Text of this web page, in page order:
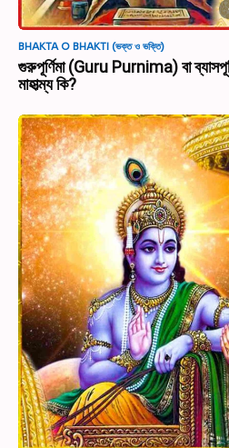
BHAKTA O BHAKTI (ভক্ত ও ভক্তি)
গুরুপূর্ণিমা (Guru Purnima) বা
মাহাত্ম্য কি?